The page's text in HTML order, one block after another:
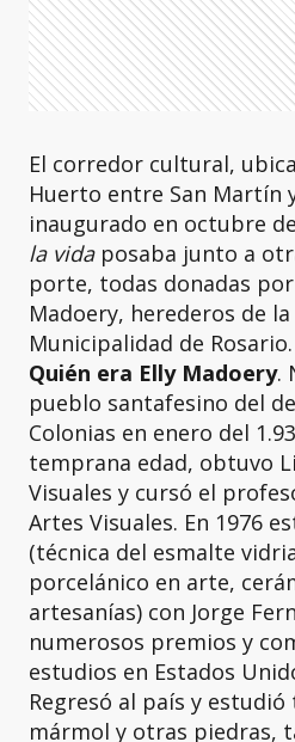
El corredor cultural,
Huerto entre San Martín
inaugurado en octubre
la vida posaba junto a
porte, todas donadas
Madoery, herederos de
Municipalidad de Rosario.
Quién era Elly Madoery.
pueblo santafesino del
Colonias en enero del
temprana edad, obtuvo
Visuales y cursó el
Artes Visuales. En 1976
(técnica del esmalte
porcelánico en arte,
artesanías) con Jorge
numerosos premios y
estudios en Estados
Regresó al país y
mármol y otras piedras,